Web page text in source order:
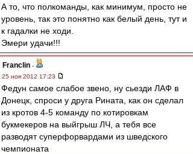
А то, что полкоманды, как минимум, просто не
уровень, так это понятно как белый день, тут и
к гадалки не ходи.
Эмери удачи!!!
Franclin -
25 ноя 2012 17:23
Федун самое слабое звено, ну сьезди ЛАФ в
Донецк, спроси у друга Рината, как он сделал
из кротов 4-5 команду по котировкам
букмекеров на выйгрыш ЛЧ, а тебя все
разводят суперфорвардами из шведского
чемпионата